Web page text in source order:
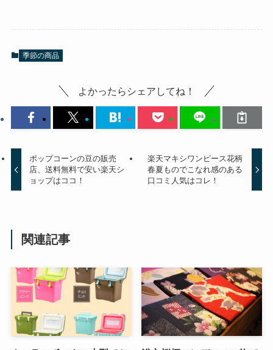
季節の商品
よかったらシェアしてね！
ポップコーンの豆の販売
店、送料無料で安い楽天シ
ョップはココ！
楽天マキシワンピース花柄
春夏ものでこなれ感のある
口コミ人気はコレ！
関連記事